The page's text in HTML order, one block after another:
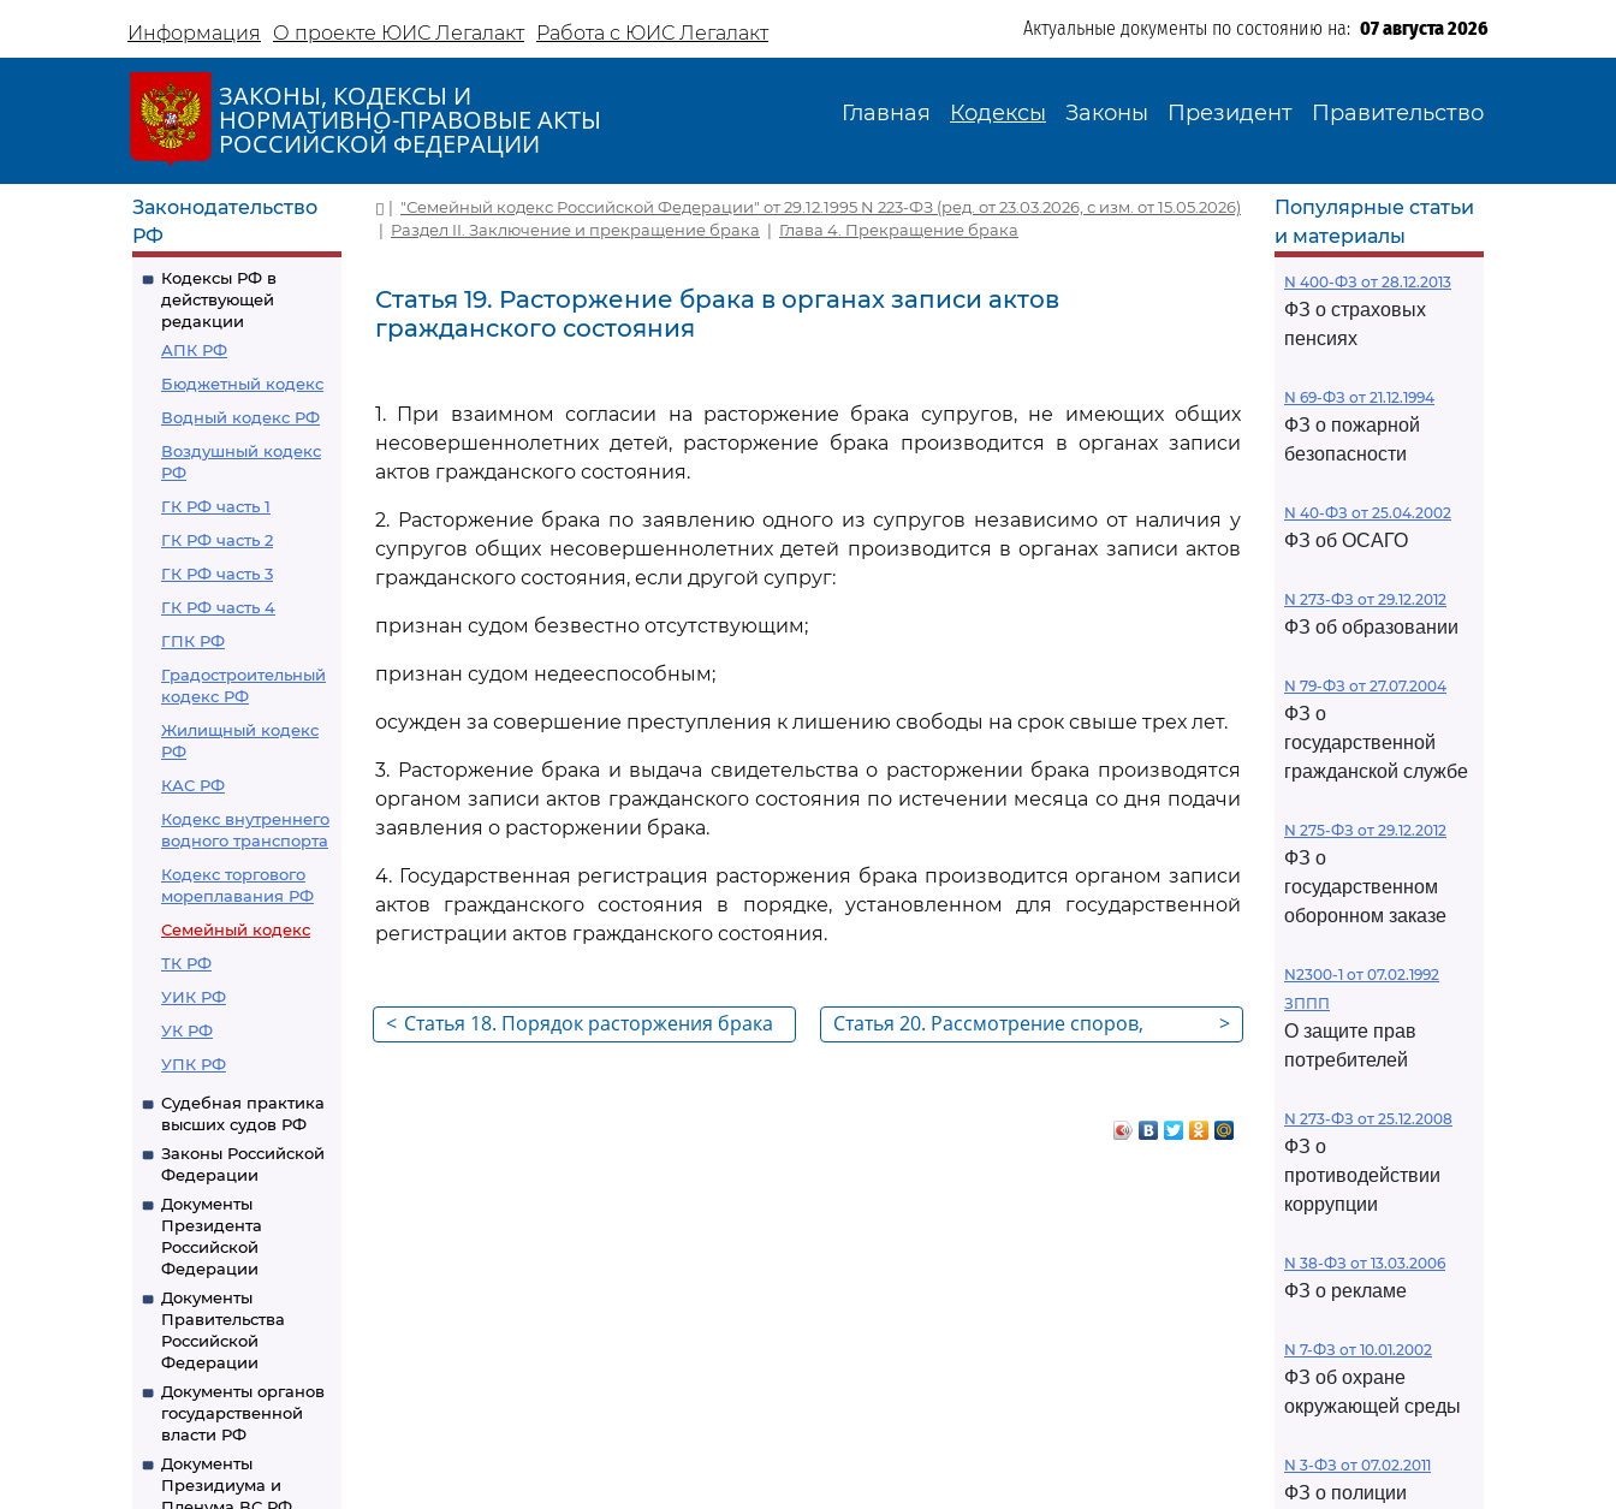
Информация О проекте ЮИС Легалакт Работа с ЮИС Легалакт Актуальные документы по состоянию на: 07 августа 2026
ЗАКОНЫ, КОДЕКСЫ И
НОРМАТИВНО-ПРАВОВЫЕ АКТЫ
РОССИЙСКОЙ ФЕДЕРАЦИИ
Главная Кодексы Законы Президент Правительство
Законодательство
РФ
Кодексы РФ в
действующей
редакции
АПК РФ
Бюджетный кодекс
Водный кодекс РФ
Воздушный кодекс
РФ
ГК РФ часть 1
ГК РФ часть 2
ГК РФ часть 3
ГК РФ часть 4
ГПК РФ
Градостроительный
кодекс РФ
Жилищный кодекс
РФ
КАС РФ
Кодекс внутреннего
водного транспорта
Кодекс торгового
мореплавания РФ
Семейный кодекс
ТК РФ
УИК РФ
УК РФ
УПК РФ
Судебная практика
высших судов РФ
Законы Российской
Федерации
Документы
Президента
Российской
Федерации
Документы
Правительства
Российской
Федерации
Документы органов
государственной
власти РФ
Документы
Президиума и
| "Семейный кодекс Российской Федерации" от 29.12.1995 N 223-ФЗ (ред. от 23.03.2026, с изм. от 15.05.2026)
| Раздел II. Заключение и прекращение брака | Глава 4. Прекращение брака
Статья 19. Расторжение брака в органах записи актов
гражданского состояния
1. При взаимном согласии на расторжение брака супругов, не имеющих общих
несовершеннолетних детей, расторжение брака производится в органах записи
актов гражданского состояния.
2. Расторжение брака по заявлению одного из супругов независимо от наличия у
супругов общих несовершеннолетних детей производится в органах записи актов
гражданского состояния, если другой супруг:
признан судом безвестно отсутствующим;
признан судом недееспособным;
осужден за совершение преступления к лишению свободы на срок свыше трех лет.
3. Расторжение брака и выдача свидетельства о расторжении брака производятся
органом записи актов гражданского состояния по истечении месяца со дня подачи
заявления о расторжении брака.
4. Государственная регистрация расторжения брака производится органом записи
актов гражданского состояния в порядке, установленном для государственной
регистрации актов гражданского состояния.
< Статья 18. Порядок расторжения брака >
Статья 20. Рассмотрение споров,
актов гражданского состояния
Популярные статьи
и материалы
N 400-ФЗ от 28.12.2013
ФЗ о страховых
пенсиях
N 69-ФЗ от 21.12.1994
ФЗ о пожарной
безопасности
N 40-ФЗ от 25.04.2002
ФЗ об ОСАГО
N 273-ФЗ от 29.12.2012
ФЗ об образовании
N 79-ФЗ от 27.07.2004
ФЗ о
государственной
гражданской службе
N 275-ФЗ от 29.12.2012
ФЗ о
государственном
оборонном заказе
N2300-1 от 07.02.1992
ЗППП
О защите прав
потребителей
N 273-ФЗ от 25.12.2008
ФЗ о
противодействии
коррупции
N 38-ФЗ от 13.03.2006
ФЗ о рекламе
N 7-ФЗ от 10.01.2002
ФЗ об охране
окружающей среды
N 3-ФЗ от 07.02.2011
ФЗ о полиции